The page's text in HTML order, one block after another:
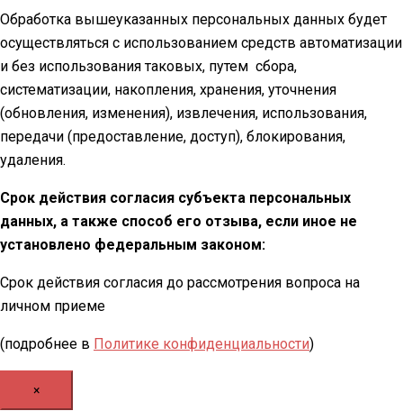
Обработка вышеуказанных персональных данных будет
осуществляться с использованием средств автоматизации
и без использования таковых, путем сбора,
систематизации, накопления, хранения, уточнения
(обновления, изменения), извлечения, использования,
передачи (предоставление, доступ), блокирования,
удаления.
Срок действия согласия субъекта персональных
данных, а также способ его отзыва, если иное не
установлено федеральным законом:
Срок действия согласия до рассмотрения вопроса на
личном приеме
(подробнее в Политике конфиденциальности)
×